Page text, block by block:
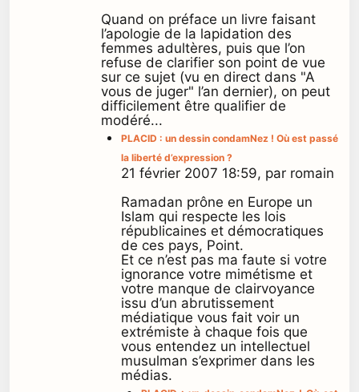
Quand on préface un livre faisant
l’apologie de la lapidation des
femmes adultères, puis que l’on
refuse de clarifier son point de vue
sur ce sujet (vu en direct dans "A
vous de juger" l’an dernier), on peut
difficilement être qualifier de
modéré...
PLACID : un dessin condamNez ! Où est passé
la liberté d’expression ?
21 février 2007 18:59, par romain
Ramadan prône en Europe un
Islam qui respecte les lois
républicaines et démocratiques
de ces pays, Point.
Et ce n’est pas ma faute si votre
ignorance votre mimétisme et
votre manque de clairvoyance
issu d’un abrutissement
médiatique vous fait voir un
extrémiste à chaque fois que
vous entendez un intellectuel
musulman s’exprimer dans les
médias.